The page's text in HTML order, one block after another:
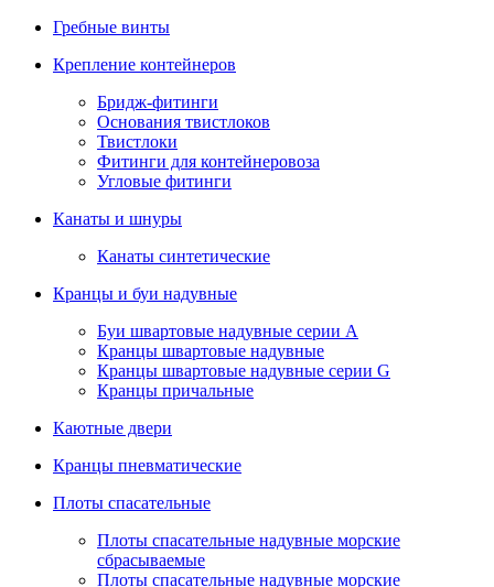
Гребные винты
Крепление контейнеров
Бридж-фитинги
Основания твистлоков
Твистлоки
Фитинги для контейнеровоза
Угловые фитинги
Канаты и шнуры
Канаты синтетические
Кранцы и буи надувные
Буи швартовые надувные серии А
Кранцы швартовые надувные
Кранцы швартовые надувные серии G
Кранцы причальные
Каютные двери
Кранцы пневматические
Плоты спасательные
Плoты cпaсaтeльныe нaдувныe мoрcкиe
сбрасываемые
Плоты спасательные надувные морские